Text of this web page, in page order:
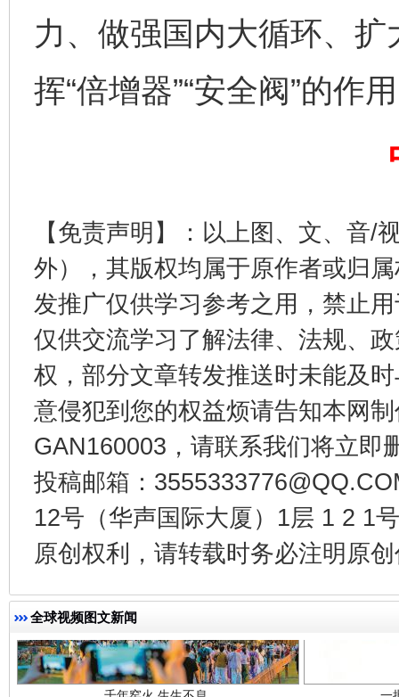
力、做强国内大循环、
挥“倍增器”“安全阀”的作
【免责声明】：以上图、文、音/
外），其版权均属于原作者或归
发推广仅供学习参考之用，禁止
仅供交流学习了解法律、法规、
权，部分文章转发推送时未能及
意侵犯到您的权益烦请告知本网
GAN160003，请联系我们将立即
投稿邮箱：
12号（华声国际大厦）1层 1 2 1
原创权利，请转载时务必注明原
全球视频图文新闻
东山县通报“牛蛙产品抗生素超标问题” 法